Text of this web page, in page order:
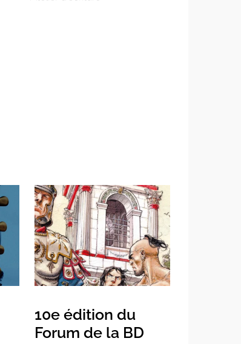
10e édition du
Forum de la BD